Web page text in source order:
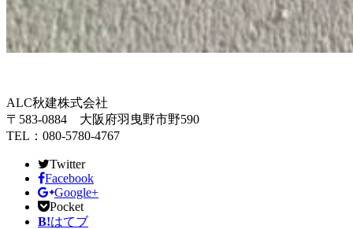
ALC秋建株式会社
〒583-0884 大阪府羽曳野市野590
TEL：080-5780-4767
Twitter
Facebook
Google+
Pocket
B!はてブ